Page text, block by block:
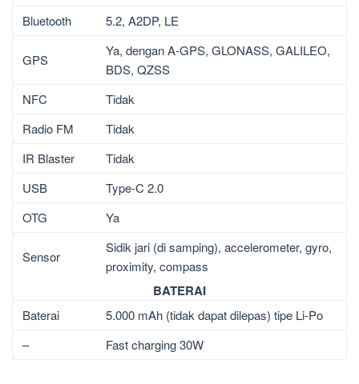
Bluetooth
5.2, A2DP, LE
GPS
Ya, dengan A-GPS, GLONASS, GALILEO,
BDS, QZSS
NFC
Tidak
Radio FM
Tidak
IR Blaster
Tidak
USB
Type-C 2.0
OTG
Ya
Sensor
Sidik jari (di samping), accelerometer, gyro,
proximity, compass
BATERAI
Baterai
5.000 mAh (tidak dapat dilepas) tipe Li-Po
–
Fast charging 30W